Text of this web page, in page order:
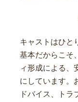
キャストはひと
基本だからこそ
ィ形成による、
にしています。
ドバイス、トラ